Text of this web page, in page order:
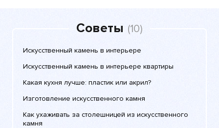
Советы (10)
Искусственный камень в интерьере
Искусственный камень в интерьере квартиры
Какая кухня лучше: пластик или акрил?
Изготовление искусственного камня
Как ухаживать за столешницей из искусственного
камня